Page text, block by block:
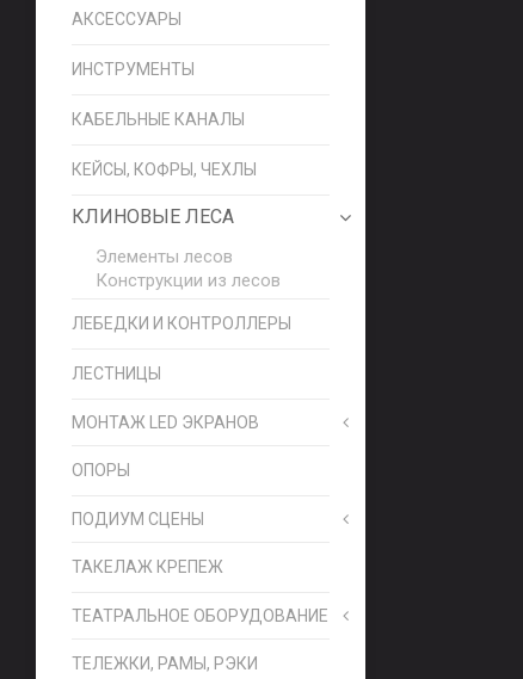
АКСЕССУАРЫ
ИНСТРУМЕНТЫ
КАБЕЛЬНЫЕ КАНАЛЫ
КЕЙСЫ, КОФРЫ, ЧЕХЛЫ
КЛИНОВЫЕ ЛЕСА
Элементы лесов
Конструкции из лесов
ЛЕБЕДКИ И КОНТРОЛЛЕРЫ
ЛЕСТНИЦЫ
МОНТАЖ LED ЭКРАНОВ
ОПОРЫ
ПОДИУМ СЦЕНЫ
ТАКЕЛАЖ КРЕПЕЖ
ТЕАТРАЛЬНОЕ ОБОРУДОВАНИЕ
ТЕЛЕЖКИ, РАМЫ, РЭКИ